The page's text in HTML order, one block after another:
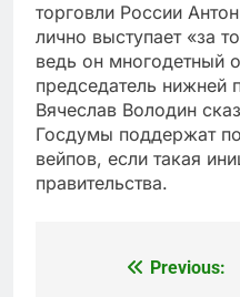
торговли России
лично выступает «за
ведь он многодетный
председатель нижней
Вячеслав Володин
Госдумы поддержат
вейпов, если такая
правительства.
Previous: